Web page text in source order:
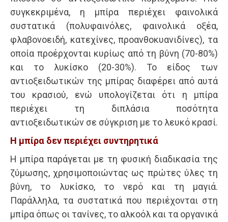
συγκεκριμένα, η μπίρα περιέχει φαινολικά
συστατικά (πολυφαινόλες, φαινολικά οξέα,
φλαβονοειδή, κατεχίνες, προανθοκυανιδίνες), τα
οποία προέρχονται κυρίως από τη βύνη (70-80%)
και το λυκίσκο (20-30%). Το είδος των
αντιοξειδωτικών της μπίρας διαφέρει από αυτά
του κρασιού, ενώ υπολογίζεται ότι η μπίρα
περιέχει τη διπλάσια ποσότητα
αντιοξειδωτικών σε σύγκριση με το λευκό κρασί.
Η μπίρα δεν περιέχει συντηρητικά
Η μπίρα παράγεται με τη φυσική διαδικασία της
ζύμωσης, χρησιμοποιώντας ως πρώτες ύλες τη
βύνη, το λυκίσκο, το νερό και τη μαγιά.
Παράλληλα, τα συστατικά που περιέχονται στη
μπίρα όπως οι τανίνες, το αλκοόλ και τα οργανικά